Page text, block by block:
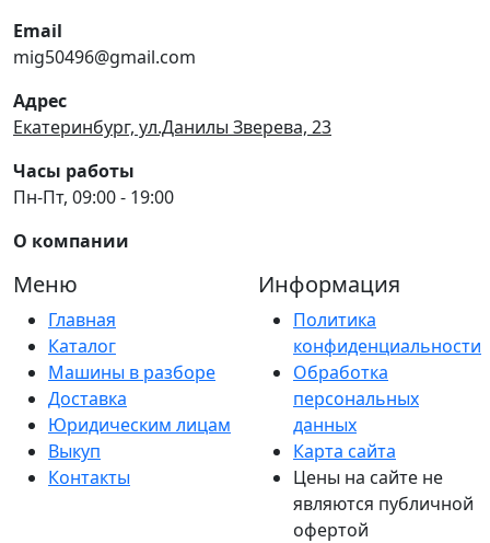
Email
mig50496@gmail.com
Адрес
Екатеринбург, ул.Данилы Зверева, 23
Часы работы
Пн-Пт, 09:00 - 19:00
О компании
Меню
Главная
Каталог
Машины в разборе
Доставка
Юридическим лицам
Выкуп
Контакты
Информация
Политика
конфиденциальности
Обработка
персональных
данных
Карта сайта
Цены на сайте не
являются публичной
офертой